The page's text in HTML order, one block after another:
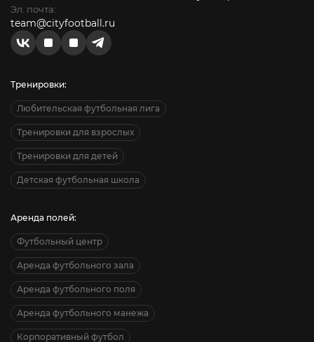
Эл. почта:
team@cityfootball.ru
Тренировки:
Любительская футбольная лига
Тренировки для взрослых
Тренировки для детей
Детская футбольная школа
Аренда полей:
Футбольный центр
Аренда футбольного зала
Аренда футбольного поля
Аренда футбольного манежа
Корпоративный футбол